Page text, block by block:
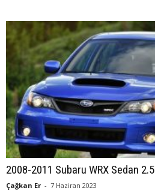
2008-2011 Subaru WRX Sedan 2.5
Çağkan Er - 7 Haziran 2023